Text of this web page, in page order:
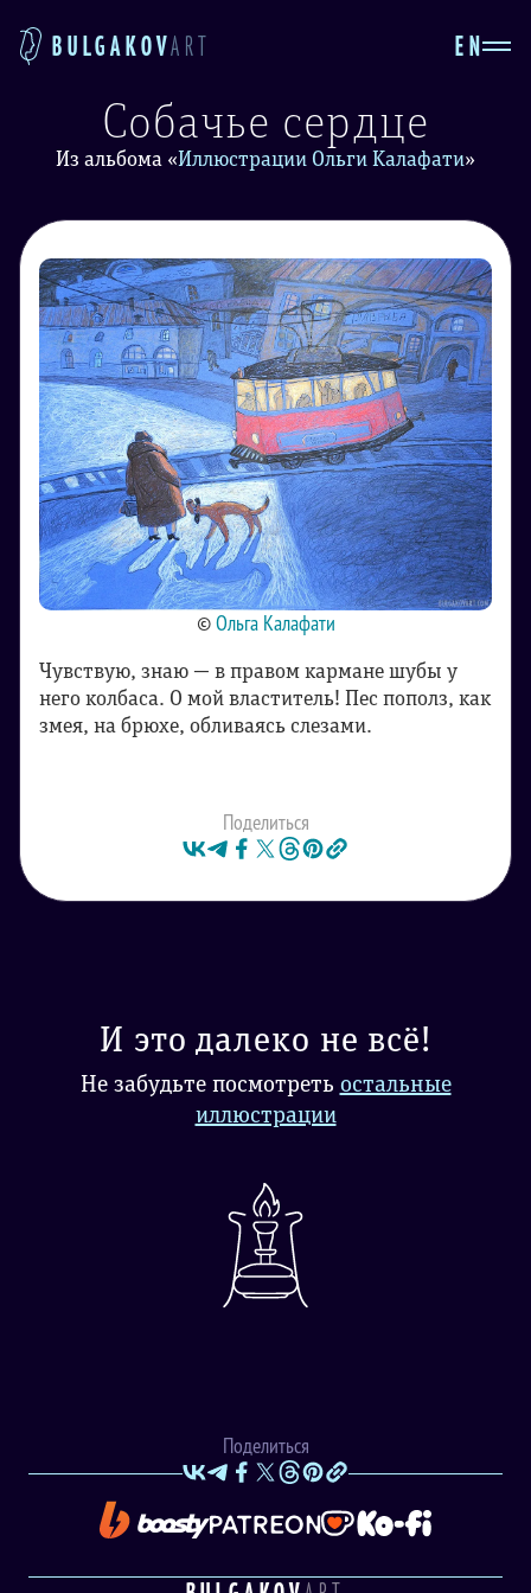
BULGAKOVART EN
Собачье сердце
Из альбома «Иллюстрации Ольги Калафати»
©Ольга Калафати
Чувствую, знаю — в правом кармане шубы у
него колбаса. О мой властитель! Пес пополз, как
змея, на брюхе, обливаясь слезами.
Поделиться
И это далеко не всё!
Не забудьте посмотреть остальные
иллюстрации
Поделиться